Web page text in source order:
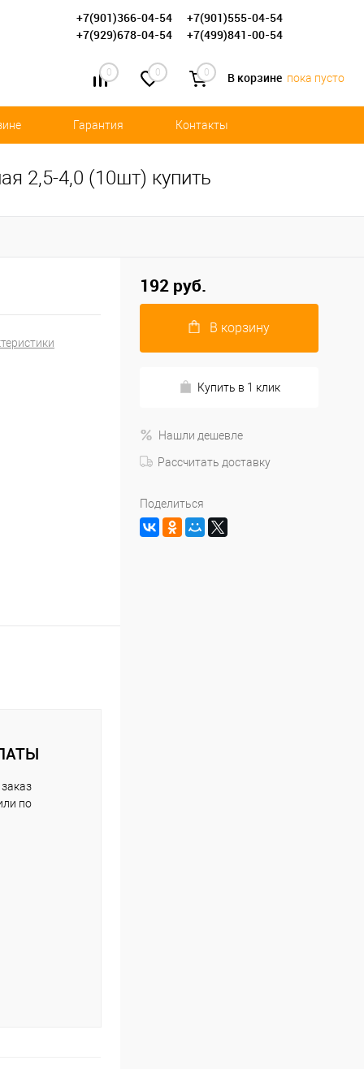
+7(901)366-04-54
+7(901)555-04-54
+7(929)678-04-54
+7(499)841-00-54
0 0 0 В корзине пока пусто
Гарантия Контакты
2,5-4,0 (10шт) купить
по
192 руб.
В корзину
Купить в 1 клик
Нашли дешевле
Рассчитать доставку
Поделиться